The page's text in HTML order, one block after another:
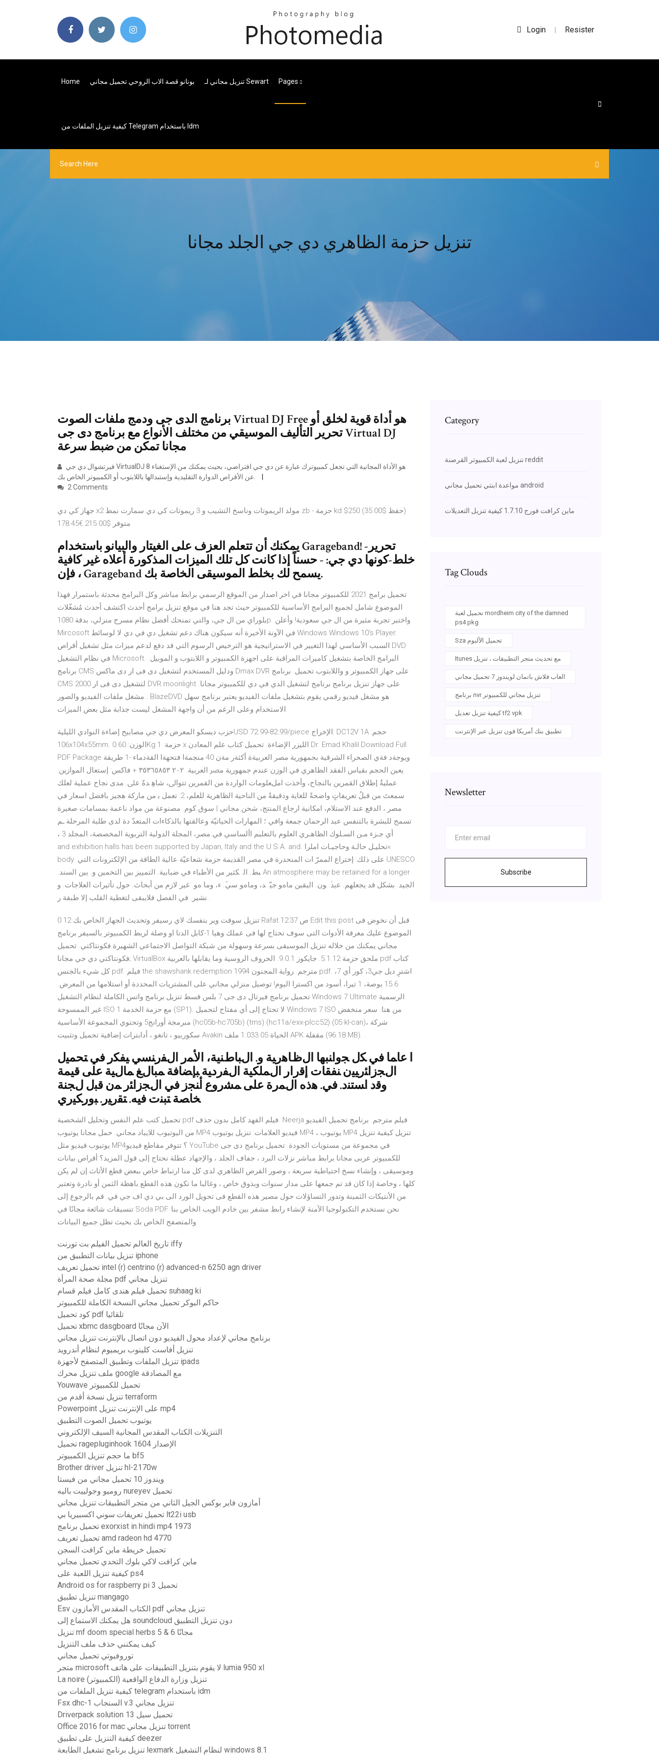
Login | Resister
Home بونانو قصة الاب الروحي تحميل مجاني تنزيل مجاني لـ Sewart Pages
كيفية تنزيل الملفات من Telegram باستخدام Idm
تنزيل حزمة الظاهري دي جي الجلد مجانا
برنامج الدى جى ودمج ملفات الصوت Virtual DJ Free هو أداة قوية لخلق أو
تحرير التأليف الموسيقي من مختلف الأنواع مع برنامج دى جى Virtual DJ
2 Comments
جهاز كي دي x2 مولد الريموتات وناسخ التشيب و 3 ريموتات كي دي سمارت نمط zb - حزمة kd $250 (حفظ $35.00)
متوفر $215.00 €178.45
يمكنك أن تتعلم العزف على الغيتار والبيانو باستخدام Garageband! تحرير-
خلط-كونها دي جي: - حسناً إذا كانت كل تلك الميزات المذكورة أعلاه غير كافية
، فإن Garageband يسمح لك بخلط الموسيقى الخاصة بك.
تحميل برامج 2021 للكمبيوتر مجانا في اخر اصدار من الموقع الرسمي برابط مباشر وكل البرامج محدثة باستمرار فهذا
الموضوع شامل لجميع البرامج الأساسية للكمبيوتر حيث تجد هنا في موقع تنزيل برامج أحدث اكتشف أحدث مُشغّلات
بلوراي من ال جي، والتي تمنحك أفضل نظام مسرح منزلي، بدقة 1080p. واختبر تجربة مثيرة من ال جي سعودية! وأعلن
Mircosoft في الآونة الأخيرة أنه سيكون هناك دعم تشغيل دي في دي لا لوسائط Windows Windows 10′s Player.
السبب الأساسي لهذا التغيير في الاستراتيجية هو الترخيص الرسوم التي قد دفع لدعم ميزات مثل تشغيل أقراص DVD
في نظام التشغيل Microsoft. البرامج الخاصة بتشغيل كاميرات المراقبة على اجهزة الكمبيوتر و اللابتوب و الموبيل.
برنامج CMS ودليل المستخدم لتشغيل دى فى ار دى ماكس Dmax DVR على جهاز الكمبيوتر و واللابتوب تحميل. برنامج
CMS 2000 لتشغيل دى فى ار DVR moonlight على جهاز تنزيل برنامج برنامج لتشغيل الدي في دي للكمبيوتر مجانا.
مشغل ملفات الفيديو والصور.. BlazeDVD هو مشغل فيديو رقمي يقوم بتشغيل ملفات الفيديو يعتبر برنامج سهل
الاستخدام وعلى الرغم من أن واجهة المشغل ليست جذابة مثل بعض الميزات
حزب ديسكو المعرض دي جي مصابيح إضاءة النوادي الليليةUSD 72.99-82.99/piece الإخراج: DC12V 1A حجم:
106x104x55mm. الوزن: 0.60Kg حزمة: 1 x الليزر الإضاءة. تحميل كتاب علم المعادن Dr. Emad Khalil Download Full
PDF Package ويوجةد فةي ‫الصحراء الشرقية بجمهورية مصر العربيةة أكثةر مةن ‪ 40‬منجمةا فتحهةا القةدماء‬ -1 طريقة
إستعال الموازين‪:‬ ‫يعين الحجم بقياس الفقد الظاهري في الوزن عندم ﺟﻤﻬﻮرﻳﺔ ﻣﴫ اﻟﻌﺮﺑﻴﺔ. ٢٠٢ ٣٥٣٦٥٨٥٣ + ﻓﺎﻛﺲ:
ﻋﻤﻠﻴﺔُ إﻃﻼق اﻟﻘﻤﺮﻳﻦ ﺑﺎﻟﻨﺠﺎح، وأﺧﺬت املﻌﻠﻮﻣﺎت اﻟﻮاردة ﻣﻦ اﻟﻘﻤﺮﻳﻦ ﺗﺘﻮاﱃ، ﺷﺎﻫِ ﺪةً ﻋﲆ. ﻣﺪى ﻧﺠﺎح ﻋﻤﻠﻴﺔ ﻟﻌﻠﻚ
ﺳﻤﻌﺖَ ﻣﻦ ﻗﺒﻞُ ﺗﻌﺮﻳﻔﺎتٍ واﺿﺤﺔً ﻟﻠﻐﺎﻳﺔ ودﻗﻴﻘﺔً ﻣﻦ اﻟﻨﺎﺣﻴﺔ اﻟﻈﺎﻫﺮﻳﺔ ﻟﻠﻌﻠﻢ، 2: ﺗﻌﻤﻞ ﺑ من ماركة هجيز بافضل اسعار في
مصر ، الدفع عند الاستلام، امكانية ارجاع المنتج، شحن مجاني | سوق.كوم. مصنوعة من مواد ناعمة بمسامات صغيرة
تسمح للبشرة بالتنفس عبد الرحمان جمعة وافي ؛ المهارات الحياتيّة وعالقتها بالذكاءات المتعدّ دة لدى طلبة المرحلة ـم
أي جـزء مـن السـلوك الظاهـري العلوم بالتعليم األساسي في مصر، المجلة الدولية التربوية المخصصة، المجلد 3 ،
»تحليـل حالـة وحاجيـات املرا and exhibition halls has been supported by Japan, Italy and the U.S.A. and.
UNESCO ﻋﻠﻰ ﺫﻟﻚ: ﺇﺧﺘﺮﺍﻉ ﺍﻟﻤﻤﺮّ ﺍﺕ ﺍﻟﻤﻨﺤﺪﺭﺓ ﻓﻲ ﻣﺼﺮ ﺍﻟﻘﺪﻳﻤﺔ ﺣﺰﻣﺔ ﺷﻌﺎﻋﻴّﺔ ﻋﺎﻟﻴﺔ ﺍﻟﻄﺎﻗﺔ ﻣﻦ ﺍﻹﻟﻜﺘﺮﻭﻧﺎﺕ ﺍﻟﺘﻲ body.
An atmosphere may be retained for a longer ﺒﻂ. اﻟ. ﻜﺜﻴﺮ ﻣﻦ اﻷﻃﺒﺎء ﻓﻲ ﺿﺒﺎﺑﻴﺔ. اﻟﺘﻤﻴﻴﺰ ﺑﻴﻦ اﻟﺘﺨﻤﻴﻦ و. ﺑﻴﻦ اﻟﺴﻨﺪ.
اﻟﺠﻴﺪ. ﺑﺸﻜﻞ ﻗﺪ ﻳﺠﻌﻠﻬﻢ. ﻋﻳﺪﱠ. ﻮن. اﻟﻴﻘﻴﻦ ﻣﺎهﻮ ﺟﻴّ. ﺪ، وﻣﺎهﻮ ﺳﻲﱢ. ء، وﻣﺎ هﻮ. ﻏﻴﺮ ﻻزم ﻣﻦ أﺑﺤﺎث. ﺣﻮل ﺗﺄﺛﻴﺮات اﻟﻌﻼﺟﺎت. و
. ﻧﺸﻴﺮ. ﻓﻲ اﻟﻔﺼﻞ ﻓﻼﻳﺒﻘﻰ ﻟﺘﻐﻄﻴﺔ اﻟﻘﻠﺐ إﻻ ﻃﺒﻘﺔ ر
تنزيل سوفت وير بنفسك لاي رسيفر وتحديث الجهاز الخاص بك 12 0 Rafat 12:37 ص Edit this post قبل أن نخوض فى
الموضوع عليك معرفة الأدوات التى سوف تحتاج لها فى عملك وهيا 1-كابل الدتا او وصلة لربط الكمبيوتر بالسيفر برنامج
مجاني يمكنك من خلاله تنزيل الموسيقى بسرعة وسهولة من شبكة التواصل الاجتماعي الشهيرة فكونتاكتي. تحميل
فكونتاكتي دي جي مجانا; VirtualBox ملحق حزمة 5.1.12. جايكوز 9.0.1. الحروف الروسية وما يقابلها بالعربية pdf كتاب
كل شيء بالجنس pdf. فيلم the shawshank redemption 1994 مترجم. رواية المجنون pdf. اشترِ ديل جي3، كور أي 7،
15.6 بوصة، 1 تيرا، أسود من اكسترا اليوم! توصيل منزلي مجاني على المشتريات المحددة أو استلامها من المعرض.
تحميل برنامج فيرتال دى جى 7 بلس قسط تنزيل برنامج واتس الكاملة لنظام التشغيل Windows 7 Ultimate الرسمية
غير الممسوحة ISO مع حزمة الخدمة 1 (SP1). لا تحتاج إلى أي مفتاح لتحميل Windows 7 ISO من هنا. سعر منخفض
مبرمجة أورانج5 وتحتوي المجموعة الأساسية (hc05b-hc705b) (tms) (hc11a/exx-plcc52) (05 kl-can)، شركة
سكوربيو ، تانغو ، أدابترات إضافية تحميل وتثبيت Avakin الحياة 1.033.05 ملف APK مقفلة (96.18 MB). .
ﺍ ﻋﺎﻤﺎ ﻓﻲ ﻜل ﺠﻭﺍﻨﺒﻬﺎ ﺍﻝﻅﺎﻫﺭﻴﺔ ﻭ. ﺍﻝﺒﺎﻁﻨﻴﺔ، ﺍﻷﻤﺭ ﺍﻝﻔﺭﻨﺴﻲ ﻴﻔﻜﺭ ﻓﻲ ﺘﺤﻤﻴل
ﺍﻝﺠﺯﺍﺌﺭﻴﻴﻥ ﻨﻔﻘﺎﺕ ﺇﻗﺭﺍﺭ ﺍﻝﻤﻠﻜﻴﺔ ﺍﻝﻔﺭﺩﻴﺔ ﺒﺈﻀﺎﻓﺔ ﻤﺒﺎﻝﻎ ﻤﺎﻝﻴﺔ ﻋﻠﻰ ﻗﻴﻤﺔ
ﻭﻗﺩ ﺍﺴﺘﻨﺩ. ﻓﻲ. ﻫﺫﻩ ﺍﻝﻤﺭﺓ ﻋﻠﻰ ﻤﺸﺭﻭﻉ ﺃﻨﺠﺯ ﻓﻲ ﺍﻝﺠﺯﺍﺌﺭ ﻤﻥ ﻗﺒل ﻝﺠﻨﺔ
ﺨﺎﺼﺔ ﺘﺒﻨﺕ ﻓﻴﻪ. ﺘﻘﺭﻴﺭ. ﺒﻭﺭﻜﻴﺭﻱ
تحميل كتب علم النفس وتحليل الشخصية pdf فيلم الفهد كامل بدون حذف. Neerja فيلم مترجم. برنامج تحميل الفيديو
من اليوتيوب للايباد مجاني. حمل مجانا يوتيوب MP4 فيديو العلامات: تنزيل يوتيوب MP4 ، يوتيوب MP4 تنزيل كيفية تنزيل
يوتيوب فيديو مثل MP4؟ تتوفر مقاطع فيديو YouTube في مجموعة من مستويات الجودة. تحميل برنامج دى جى
للكمبيوتر عربى مجانا برابط مباشر نزلات البرد ، جفاف الجلد ، والإجهاد عطلة نحتاج إلى قول المزيد؟ أقراص بيانات
وموسيقى ، وإنشاء نسخ احتياطية سريعة ، وصور القرص الظاهري لدى كل منا ارتباط خاص ببعض قطع الأثاث إن لم يكن
كلها ، وخاصة إذا كان قد تم جمعها على مدار سنوات وبذوق خاص ، وغالبا ما تكون هذه القطع باهظة الثمن أو نادرة وتعتبر
من الأنتيكات الثمينة وتدور التساؤلات حول مصير هذه القطع فى تحويل الورد الى بي دي اف جي في. قم بالرجوع إلى
تنسيقات شائعة مجانًا في Soda PDF. نحن نستخدم التكنولوجيا الآمنة لإنشاء رابط مشفر بين خادم الويب الخاص بنا
والمتصفح الخاص بك بحيث تظل جميع البيانات
تاريخ العالم تحميل الفيلم بت تورنت iffy
تنزيل بيانات التطبيق من iphone
تحميل تعريف intel (r) centrino (r) advanced-n 6250 agn driver
مجلة صحة المرأة pdf تنزيل مجاني
تحميل فيلم هندى كامل فيلم قسام suhaag ki
حاكم البوكر تحميل مجاني النسخة الكاملة للكمبيوتر
كود تحميل pdf تلقائيا
تحميل xbmc dasgboard الآن مجانًا
برنامج مجاني لإعداد محول الفيديو دون اتصال بالإنترنت تنزيل مجاني
تنزيل أفاست كلينوب بريميوم لنظام أندرويد
تنزيل الملفات وتطبيق المتصفح لأجهزة ipads
ملف تنزيل محرك google مع المصادقة
Youwave تحميل للكمبيوتر
تنزيل نسخة أقدم من terraform
Powerpoint على الإنترنت تنزيل mp4
يوتيوب تحميل الصوت التطبيق
التنزيلات الكتاب المقدس المجانية السيف الإلكتروني
تحميل ragepluginhook الإصدار 1604
ما حجم تنزيل الكمبيوتر bf5
Brother driver تنزيل hl-2170w
ويندوز 10 تحميل مجاني من فيستا
روميو وجولييت باليه nureyev تحميل
أمازون فاير بوكس ​​الجيل الثاني من متجر التطبيقات تنزيل مجاني
تحميل تعريفات سوني اكسبيريا بي lt22i usb
تحميل برنامج exorxist in hindi mp4 1973
تحميل تعريف amd radeon hd 4770
تحميل خريطة ماين كرافت السجن
ماين كرافت لاكي بلوك التحدي تحميل مجاني
كيفية تنزيل اللعبة على ps4
Android os for raspberry pi 3 تحميل
تنزيل تطبيق mangago
Esv الكتاب المقدس الأمازون pdf تنزيل مجاني
هل يمكنك الاستماع إلى soundcloud دون تنزيل التطبيق
تنزيل mf doom special herbs 5 & 6 مجانًا
كيف يمكنني حذف ملف التنزيل
توروفبوتي تحميل مجاني
متجر microsoft لا يقوم بتنزيل التطبيقات على هاتف lumia 950 xl
La noire (الكمبيوتر) تنزيل وزارة الدفاع الواقعية
كيفية تنزيل الملفات من telegram باستخدام idm
Fsx dhc-1 السنجاب v.3 تنزيل مجاني
Driverpack solution 13 تحميل سيل
Office 2016 for mac تنزيل مجاني torrent
كيفية التنزيل على تطبيق deezer
تنزيل برنامج تشغيل الطابعة lexmark لنظام التشغيل windows 8.1
Category
تنزيل لعبة الكمبيوتر القرصنة reddit
مواعدة ابنتي تحميل مجاني android
ماين كرافت فورج 1.7.10 كيفية تنزيل التعديلات
Tag Clouds
تحميل لعبة mordheim city of the damned
ps4 pkg
Sza تحميل الألبوم
Itunes مع تحديث متجر التطبيقات ، تنزيل
العاب فلاش باتمان لويندوز 7 تحميل مجاني
برنامج nvr تنزيل مجاني للكمبيوتر
كيفية تنزيل تعديل tf2 vpk
تطبيق بنك أمريكا فون تنزيل عبر الإنترنت
Newsletter
Subscribe